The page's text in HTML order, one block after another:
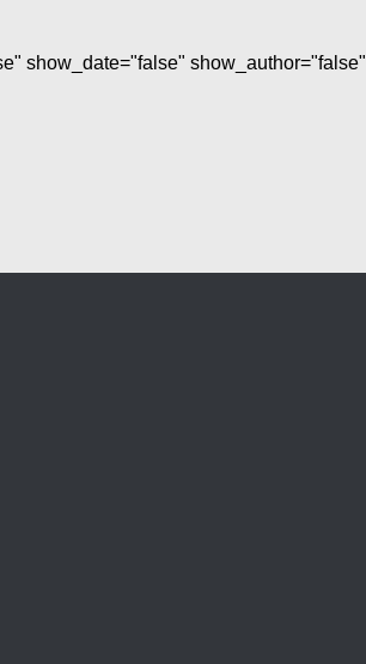
show_date="false" show_author="false"